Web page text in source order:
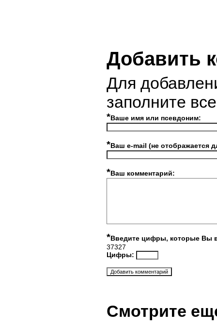
Добавить
Для
заполните
*Ваше имя или псевдоним:
*Ваш e-mail (не отображается
*Ваш комментарий:
*Введите цифры, которые Вы
37327
Цифры:
Смотрите